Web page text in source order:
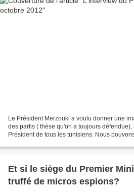
Le Président Merzouki a voulu donner une
des partis ( thèse qu'on a toujours
Président de tous les tunisiens. Nous
Et si le siège du Premier
truffé de micros espions?